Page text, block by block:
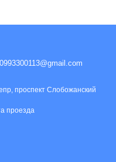
проспект Слобожанский
проезда